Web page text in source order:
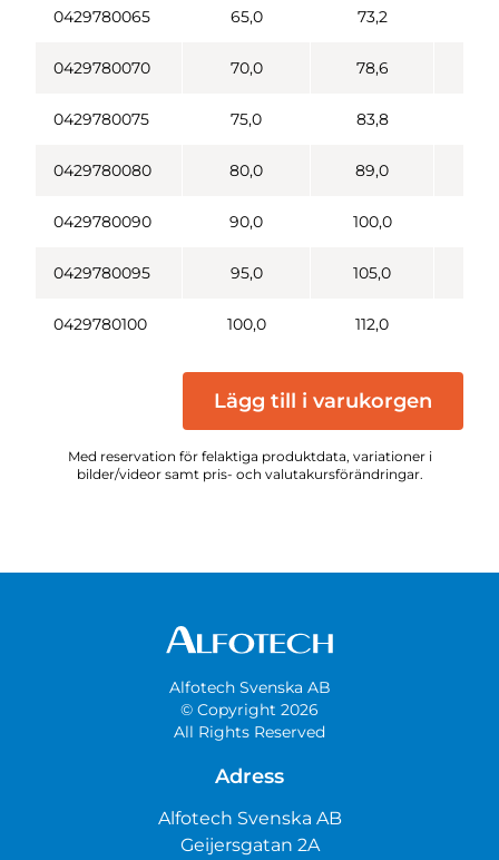
0429780065 65,0 73,2
0429780070 70,0 78,6
0429780075 75,0 83,8
0429780080 80,0 89,0
0429780090 90,0 100,0
0429780095 95,0 105,0
0429780100 100,0 112,0
Lägg till i varukorgen
Med reservation för felaktiga produktdata, variationer i
bilder/videor samt pris- och valutakursförändringar.
Alfotech Svenska AB
© Copyright 2026
All Rights Reserved
Adress
Alfotech Svenska AB
Geijersgatan 2A